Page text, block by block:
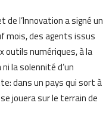
de l’Innovation a signé un
mois, des agents issus
numériques, à la
la solennité d’un
dans un pays qui sort à
jouera sur le terrain de